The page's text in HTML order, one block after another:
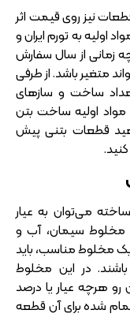
نیز روی قیمت اثر
اولیه به تورم ایران و
زمانی از سال سفارش
متغیر باشد. از طرفی
ساخت و سازهای
مواد اولیه ساخت بتن
قطعات بتنی پیش
می‌توان به عیار
مخلوط سیمان، آب و
مخلوط مناسب، باید
در این مخلوط
رو هرچه عیار یا درصد
شده برای آن قطعه